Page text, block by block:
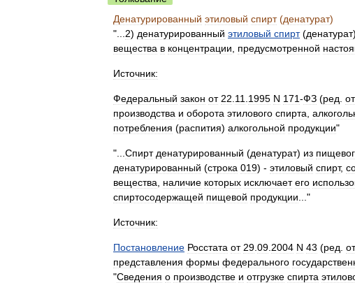
Денатурированный этиловый спирт(денатурат)
"... 2) денатурированный этиловый спирт(денатурат
вещества в концентрации предусмотренной
Источник:
Федеральный закон от 22 11 1995 N 171-ФЗ (ред от
производства и оборота этилового спирта
потребления (распития) алкогольной продукции"
"... Спирт денатурированный (денатурат) из
денатурированный (строка 019) - этиловый спирт,
вещества
наличие которых исключает его
спиртосодержащей пищевой продукции ..."
Источник:
Постановление Росстата от 29 09 2004 N 43 (ред от
представления формы федерального
"Сведения о производстве и отгрузке спирта